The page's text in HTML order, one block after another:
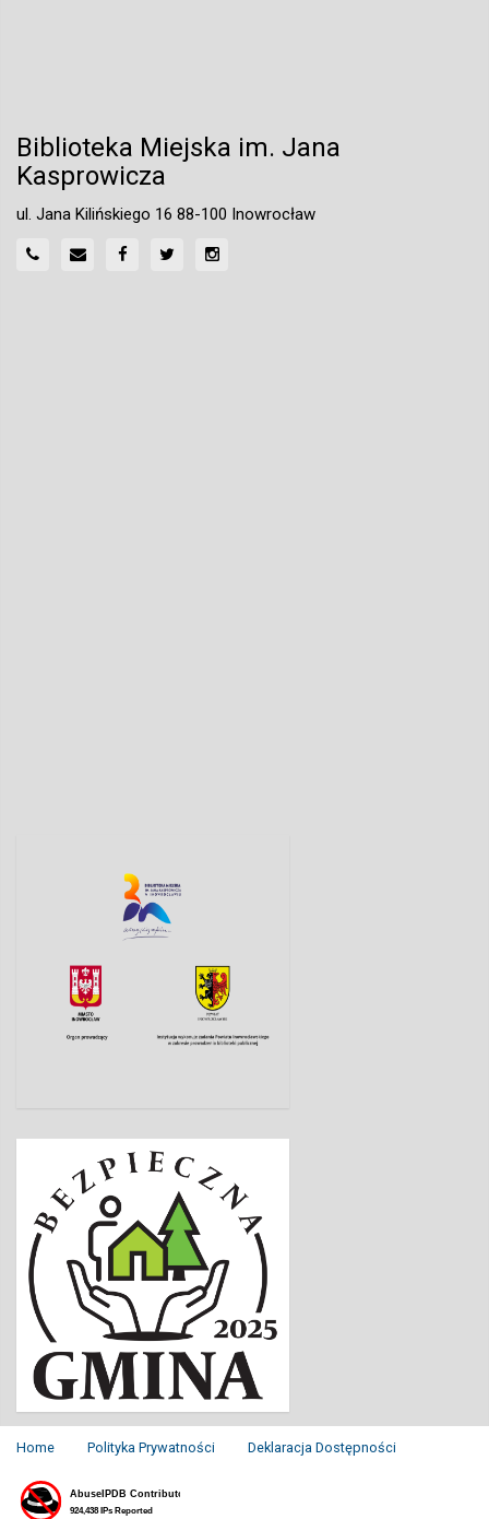
Biblioteka Miejska im. Jana
Kasprowicza
ul. Jana Kilińskiego 16 88-100 Inowrocław
Home Polityka Prywatności Deklaracja Dostępności